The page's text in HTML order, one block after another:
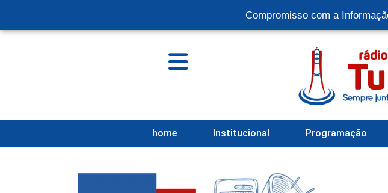
Compromisso com a
home Institucional Programação